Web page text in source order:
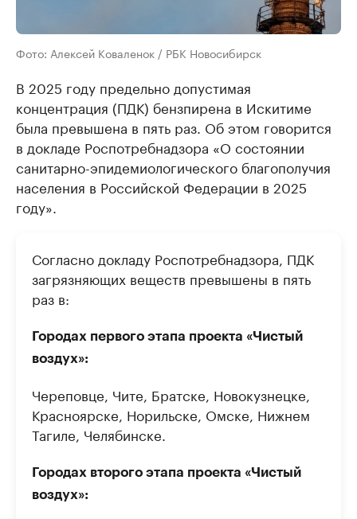
Фото: Алексей Коваленок / РБК Новосибирск
В 2025 году предельно допустимая
концентрация (ПДК) бензпирена в Искитиме
была превышена в пять раз. Об этом говорится
в докладе Роспотребнадзора «О состоянии
санитарно-эпидемиологического благополучия
населения в Российской Федерации в 2025
году».
Согласно докладу Роспотребнадзора, ПДК
загрязняющих веществ превышены в пять
раз в:
Городах первого этапа проекта «Чистый
воздух»:
Череповце, Чите, Братске, Новокузнецке,
Красноярске, Норильске, Омске, Нижнем
Тагиле, Челябинске.
Городах второго этапа проекта «Чистый
воздух»: